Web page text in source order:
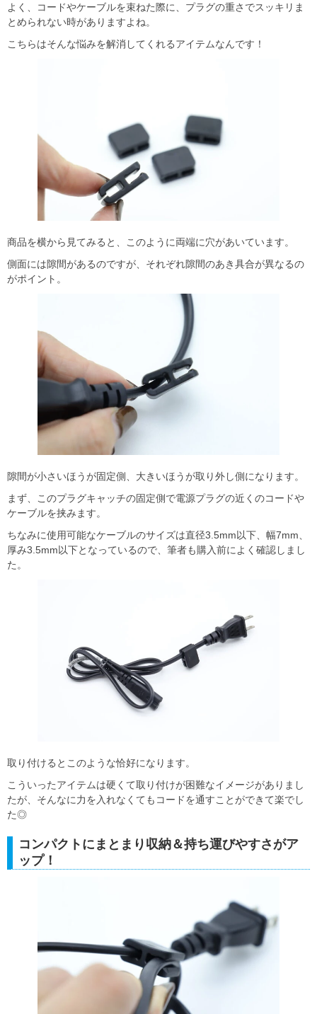
よく、コードやケーブルを束ねた際に、プラグの重さでスッキリま
とめられない時がありますよね。
こちらはそんな悩みを解消してくれるアイテムなんです！
商品を横から見てみると、このように両端に穴があいています。
側面には隙間があるのですが、それぞれ隙間のあき具合が異なるの
がポイント。
隙間が小さいほうが固定側、大きいほうが取り外し側になります。
まず、このプラグキャッチの固定側で電源プラグの近くのコードや
ケーブルを挟みます。
ちなみに使用可能なケーブルのサイズは直径3.5mm以下、幅7mm、
厚み3.5mm以下となっているので、筆者も購入前によく確認しまし
た。
取り付けるとこのような恰好になります。
こういったアイテムは硬くて取り付けが困難なイメージがありまし
たが、そんなに力を入れなくてもコードを通すことができて楽でし
た◎
コンパクトにまとまり収納＆持ち運びやすさがア
ップ！